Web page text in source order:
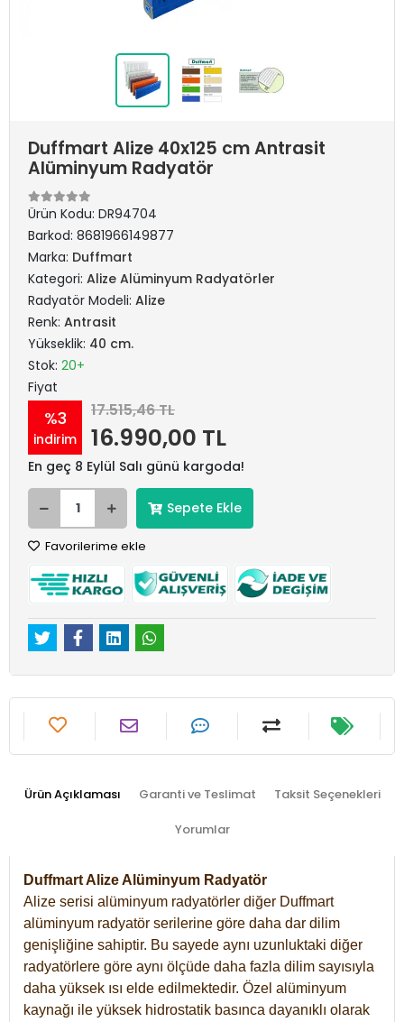
Duffmart Alize 40x125 cm Antrasit
Alüminyum Radyatör
Ürün Kodu: DR94704
Barkod: 8681966149877
Marka: Duffmart
Kategori: Alize Alüminyum Radyatörler
Radyatör Modeli: Alize
Renk: Antrasit
Yükseklik: 40 cm.
Stok: 20+
Fiyat
%3
indirim
17.515,46 TL
16.990,00 TL
En geç 8 Eylül Salı günü kargoda!
Sepete Ekle
Favorilerime ekle
Ürün Açıklaması Garanti ve Teslimat Taksit Seçenekleri
Yorumlar
Duffmart Alize Alüminyum Radyatör
Alize serisi alüminyum radyatörler diğer Duffmart
alüminyum radyatör serilerine göre daha dar dilim
genişliğine sahiptir. Bu sayede aynı uzunluktaki diğer
radyatörlere göre aynı ölçüde daha fazla dilim sayısıyla
daha yüksek ısı elde edilmektedir. Özel alüminyum
kaynağı ile yüksek hidrostatik basınca dayanıklı olarak